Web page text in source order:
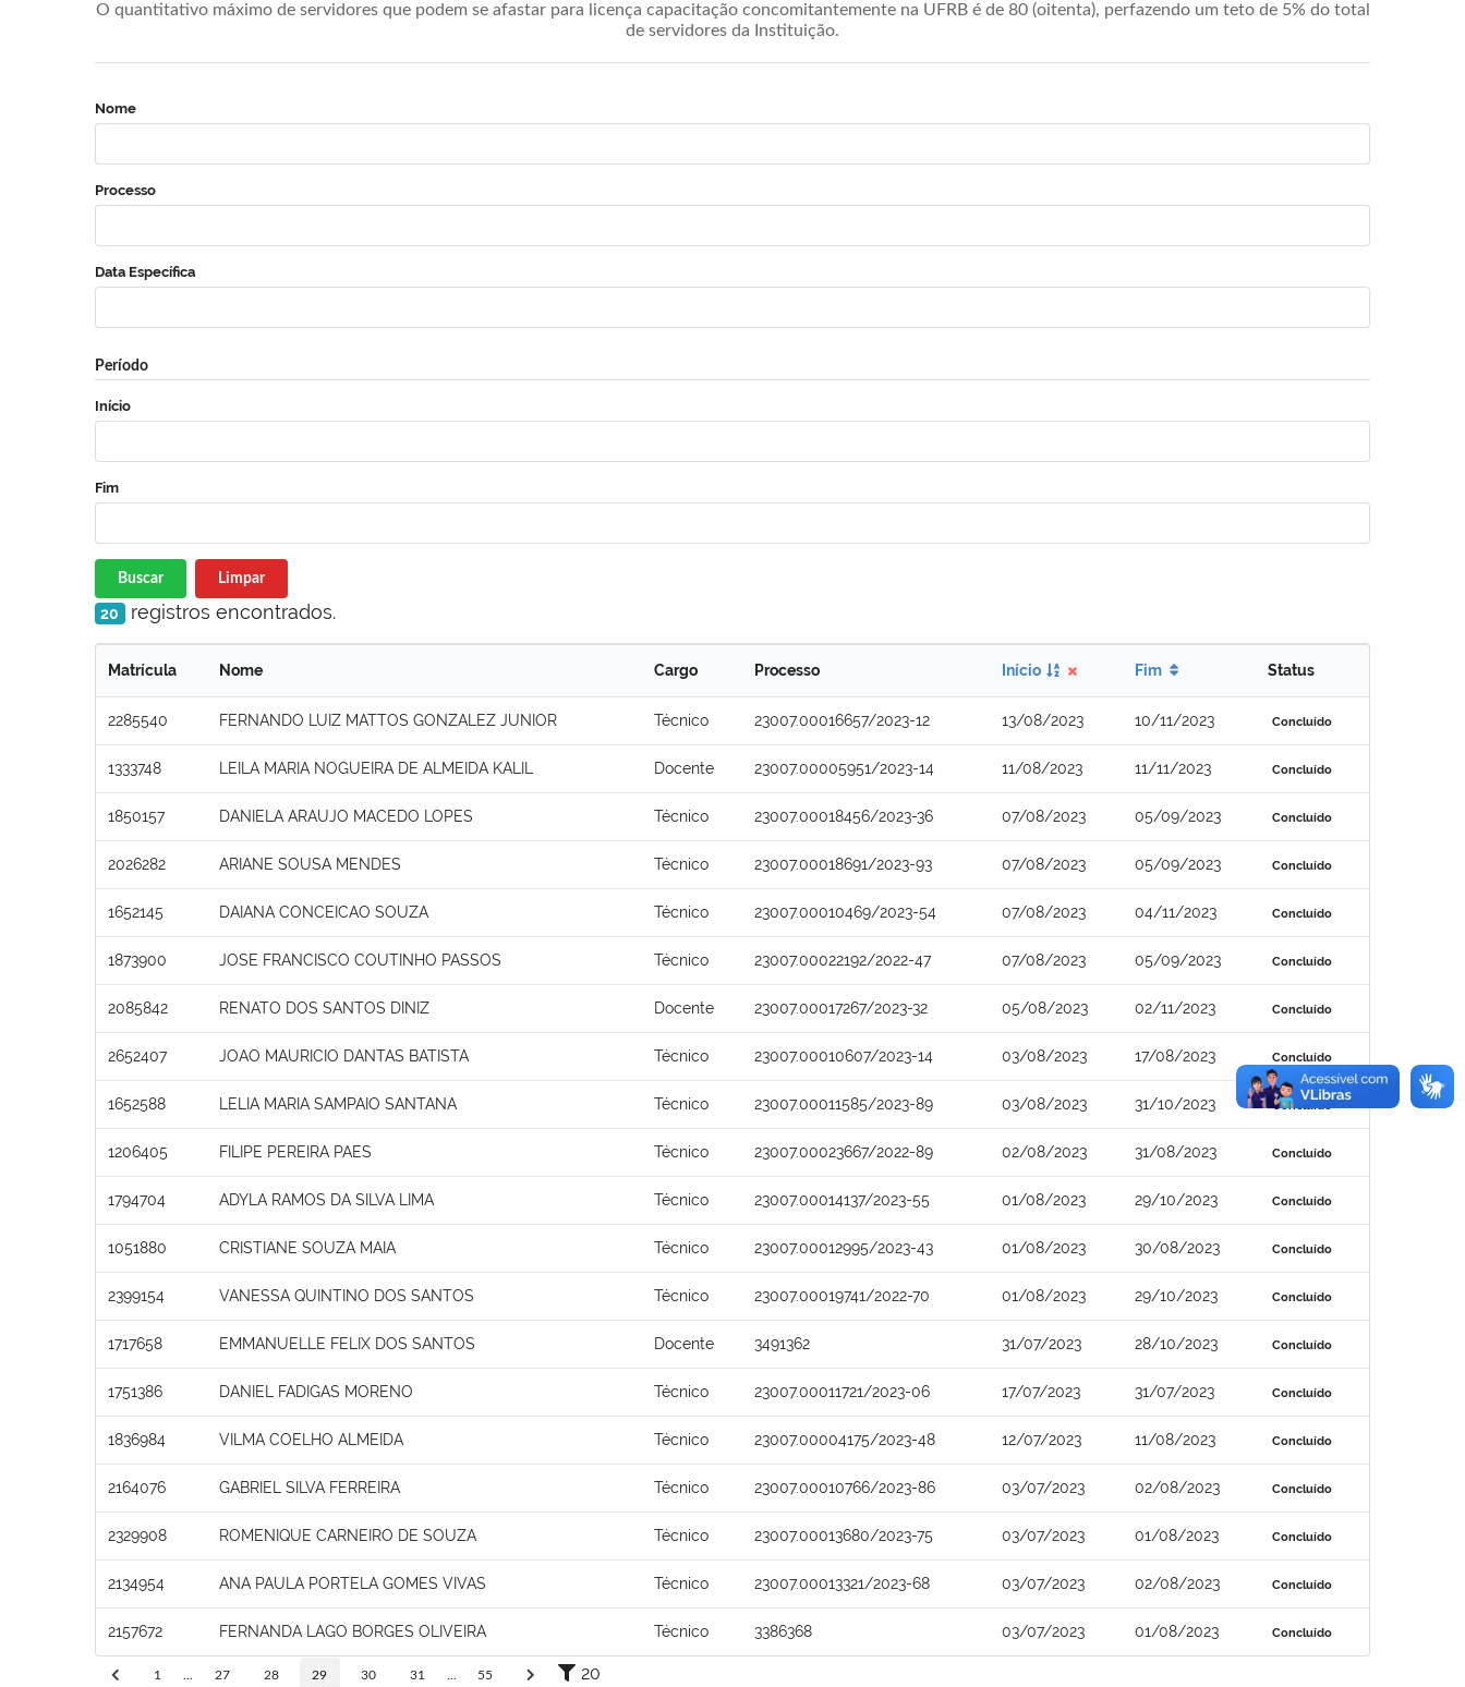
O quantitativo máximo de servidores que podem se afastar para licença capacitação concomitantemente na UFRB é de 80 (oitenta), perfazendo um teto de 5% do total
de servidores da Instituição.
Nome
Processo
Data Específica
Período
Início
Fim
Buscar Limpar
20 registros encontrados.
Matrícula Nome Cargo Processo Início Fim Status
2285540 FERNANDO LUIZ MATTOS GONZALEZ JUNIOR Técnico 23007.00016657/2023-12 13/08/2023 10/11/2023 Concluído
1333748 LEILA MARIA NOGUEIRA DE ALMEIDA KALIL Docente 23007.00005951/2023-14 11/08/2023 11/11/2023 Concluído
1850157 DANIELA ARAUJO MACEDO LOPES Técnico 23007.00018456/2023-36 07/08/2023 05/09/2023 Concluído
2026282 ARIANE SOUSA MENDES Técnico 23007.00018691/2023-93 07/08/2023 05/09/2023 Concluído
1652145 DAIANA CONCEICAO SOUZA Técnico 23007.00010469/2023-54 07/08/2023 04/11/2023 Concluído
1873900 JOSE FRANCISCO COUTINHO PASSOS Técnico 23007.00022192/2022-47 07/08/2023 05/09/2023 Concluído
2085842 RENATO DOS SANTOS DINIZ Docente 23007.00017267/2023-32 05/08/2023 02/11/2023 Concluído
2652407 JOAO MAURICIO DANTAS BATISTA Técnico 23007.00010607/2023-14 03/08/2023 17/08/2023 Concluído
1652588 LELIA MARIA SAMPAIO SANTANA Técnico 23007.00011585/2023-89 03/08/2023 31/10/2023 Concluído
1206405 FILIPE PEREIRA PAES Técnico 23007.00023667/2022-89 02/08/2023 31/08/2023 Concluído
1794704 ADYLA RAMOS DA SILVA LIMA Técnico 23007.00014137/2023-55 01/08/2023 29/10/2023 Concluído
1051880 CRISTIANE SOUZA MAIA Técnico 23007.00012995/2023-43 01/08/2023 30/08/2023 Concluído
2399154 VANESSA QUINTINO DOS SANTOS Técnico 23007.00019741/2022-70 01/08/2023 29/10/2023 Concluído
1717658 EMMANUELLE FELIX DOS SANTOS Docente 3491362 31/07/2023 28/10/2023 Concluído
1751386 DANIEL FADIGAS MORENO Técnico 23007.00011721/2023-06 17/07/2023 31/07/2023 Concluído
1836984 VILMA COELHO ALMEIDA Técnico 23007.00004175/2023-48 12/07/2023 11/08/2023 Concluído
2164076 GABRIEL SILVA FERREIRA Técnico 23007.00010766/2023-86 03/07/2023 02/08/2023 Concluído
2329908 ROMENIQUE CARNEIRO DE SOUZA Técnico 23007.00013680/2023-75 03/07/2023 01/08/2023 Concluído
2134954 ANA PAULA PORTELA GOMES VIVAS Técnico 23007.00013321/2023-68 03/07/2023 02/08/2023 Concluído
2157672 FERNANDA LAGO BORGES OLIVEIRA Técnico 3386368 03/07/2023 01/08/2023 Concluído
1 27 28 29 30 31 55 20